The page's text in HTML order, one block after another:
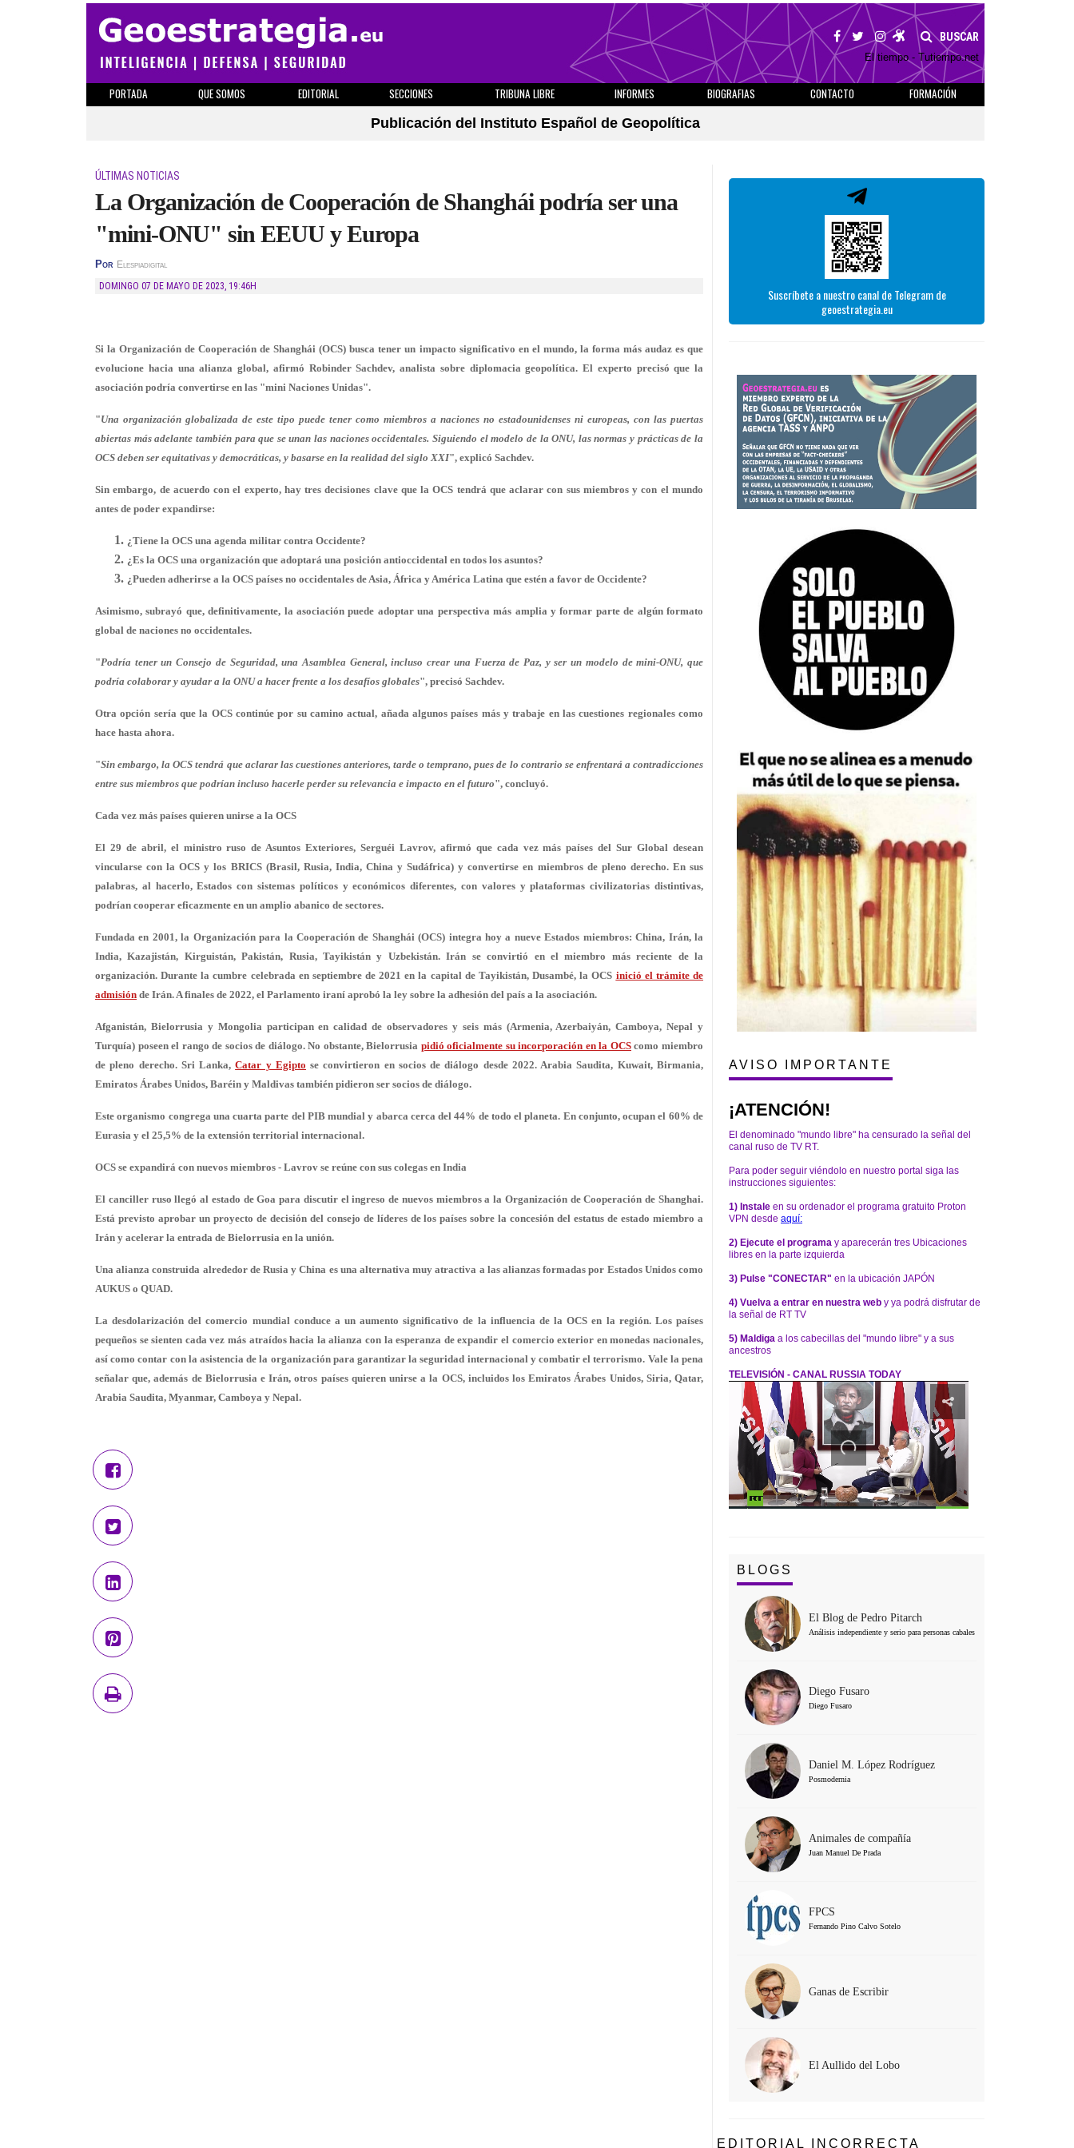
BUSCAR
El tiempo - Tutiempo.net
PORTADA QUE SOMOS EDITORIAL SECCIONES TRIBUNA LIBRE INFORMES BIOGRAFIAS CONTACTO
FORMACIÓN
Publicación del Instituto Español de Geopolítica
ÚLTIMAS NOTICIAS
La Organización de Cooperación de Shanghái podría ser una
"mini-ONU" sin EEUU y Europa
Por Elespiadigital
DOMINGO 07 DE MAYO DE 2023, 19:46H
Si la Organización de Cooperación de Shanghái (OCS) busca tener un impacto significativo en el mundo, la forma más audaz es que
evolucione hacia una alianza global, afirmó Robinder Sachdev, analista sobre diplomacia geopolítica. El experto precisó que la
asociación podría convertirse en las "mini Naciones Unidas".
"Una organización globalizada de este tipo puede tener como miembros a naciones no estadounidenses ni europeas, con las puertas
abiertas más adelante también para que se unan las naciones occidentales. Siguiendo el modelo de la ONU, las normas y prácticas de la
OCS deben ser equitativas y democráticas, y basarse en la realidad del siglo XXI", explicó Sachdev.
Sin embargo, de acuerdo con el experto, hay tres decisiones clave que la OCS tendrá que aclarar con sus miembros y con el mundo
antes de poder expandirse:
¿Tiene la OCS una agenda militar contra Occidente?
¿Es la OCS una organización que adoptará una posición antioccidental en todos los asuntos?
¿Pueden adherirse a la OCS países no occidentales de Asia, África y América Latina que estén a favor de Occidente?
Asimismo, subrayó que, definitivamente, la asociación puede adoptar una perspectiva más amplia y formar parte de algún formato
global de naciones no occidentales.
"Podría tener un Consejo de Seguridad, una Asamblea General, incluso crear una Fuerza de Paz, yser un modelo de mini-ONU, que
podría colaborar y ayudar a la ONU a hacer frente a los desafíos globales", precisó Sachdev.
Otra opción sería que la OCS continúe por su camino actual, añada algunos países más y trabaje en las cuestiones regionales como
hace hasta ahora.
"Sin embargo, la OCS tendrá que aclarar las cuestiones anteriores, tarde o temprano, pues de lo contrario se enfrentará a contradicciones
entre sus miembros que podrían incluso hacerle perder su relevancia e impacto en el futuro", concluyó.
Cada vez más países quieren unirse a la OCS
El 29 de abril, el ministro ruso de Asuntos Exteriores, Serguéi Lavrov, afirmó que cada vez más países del Sur Global desean
vincularse con la OCS y los BRICS (Brasil, Rusia, India, China y Sudáfrica) y convertirse en miembros de pleno derecho. En sus
palabras, al hacerlo, Estados con sistemas políticos y económicos diferentes, con valores y plataformas civilizatorias distintivas,
podrían cooperar eficazmente en un amplio abanico de sectores.
Fundada en 2001, la Organización para la Cooperación de Shanghái (OCS) integra hoy a nueve Estados miembros: China, Irán, la
India, Kazajistán, Kirguistán, Pakistán, Rusia, Tayikistán y Uzbekistán. Irán se convirtió en el miembro más reciente de la
organización. Durante la cumbre celebrada en septiembre de 2021 en la capital de Tayikistán, Dusambé, la OCS inició el trámite de
admisión de Irán. A finales de 2022, el Parlamento iraní aprobó la ley sobre la adhesión del país a la asociación.
Afganistán, Bielorrusia y Mongolia participan en calidad de observadores y seis más (Armenia, Azerbaiyán, Camboya, Nepal y
Turquía) poseen el rango de socios de diálogo. No obstante, Bielorrusia pidió oficialmente su incorporación en la OCScomo miembro
de pleno derecho. Sri Lanka,Catar y Egipto se convirtieron en socios de diálogo desde 2022. Arabia Saudita, Kuwait, Birmania,
Emiratos Árabes Unidos, Baréin y Maldivas también pidieron ser socios de diálogo.
Este organismo congrega una cuarta parte del PIB mundial y abarca cerca del 44% de todo el planeta. En conjunto, ocupan el 60% de
Eurasia y el 25,5% de la extensión territorial internacional.
OCS se expandirá con nuevos miembros - Lavrov se reúne con sus colegas en India
El canciller ruso llegó al estado de Goa para discutir el ingreso de nuevos miembros a la Organización de Cooperación de Shanghai.
Está previsto aprobar un proyecto de decisión del consejo de líderes de los países sobre la concesión del estatus de estado miembro a
Irán y acelerar la entrada de Bielorrusia en la unión.
Una alianza construida alrededor de Rusia y China es una alternativa muy atractiva a las alianzas formadas por Estados Unidos como
AUKUS o QUAD.
La desdolarización del comercio mundial conduce a un aumento significativo de la influencia de la OCS en la región. Los países
pequeños se sienten cada vez más atraídos hacia la alianza con la esperanza de expandir el comercio exterior en monedas nacionales,
así como contar con la asistencia de la organización para garantizar la seguridad internacional y combatir el terrorismo. Vale la pena
señalar que, además de Bielorrusia e Irán, otros países quieren unirse a la OCS, incluidos los Emiratos Árabes Unidos, Siria, Qatar,
Arabia Saudita, Myanmar, Camboya y Nepal.
Suscríbete a nuestro canal de Telegram de
geoestrategia.eu
AVISO IMPORTANTE
¡ATENCIÓN!
El denominado "mundo libre" ha censurado la señal del
canal ruso de TV RT.
Para poder seguir viéndolo en nuestro portal siga las
instrucciones siguientes:
1) Instale en su ordenador el programa gratuito Proton
VPN desde aquí:
2) Ejecute el programa y aparecerán tres Ubicaciones
libres en la parte izquierda
3) Pulse "CONECTAR" en la ubicación JAPÓN
4) Vuelva a entrar en nuestra web y ya podrá disfrutar de
la señal de RT TV
5) Maldiga a los cabecillas del "mundo libre" y a sus
ancestros
TELEVISIÓN - CANAL RUSSIA TODAY
BLOGS
El Blog de Pedro Pitarch
Análisis independiente y serio para personas cabales
Diego Fusaro
Diego Fusaro
Daniel M. López Rodríguez
Posmodernia
Animales de compañía
Juan Manuel De Prada
FPCS
Fernando Pino Calvo Sotelo
Ganas de Escribir
El Aullido del Lobo
EDITORIAL INCORRECTA